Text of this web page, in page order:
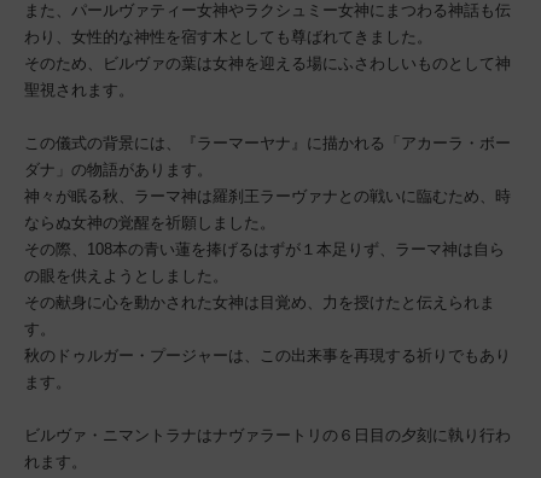
また、パールヴァティー女神やラクシュミー女神にまつわる神話も伝
わり、女性的な神性を宿す木としても尊ばれてきました。
そのため、ビルヴァの葉は女神を迎える場にふさわしいものとして神
聖視されます。
この儀式の背景には、『ラーマーヤナ』に描かれる「アカーラ・ボー
ダナ」の物語があります。
神々が眠る秋、ラーマ神は羅刹王ラーヴァナとの戦いに臨むため、時
ならぬ女神の覚醒を祈願しました。
その際、108本の青い蓮を捧げるはずが１本足りず、ラーマ神は自ら
の眼を供えようとしました。
その献身に心を動かされた女神は目覚め、力を授けたと伝えられま
す。
秋のドゥルガー・プージャーは、この出来事を再現する祈りでもあり
ます。
ビルヴァ・ニマントラナはナヴァラートリの６日目の夕刻に執り行わ
れます。